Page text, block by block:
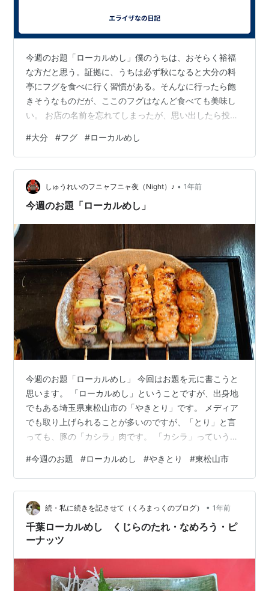
今週のお題「ローカルめし」僕のうちは、おそらく裕福
な方だと思う。証拠に、うちは必ず秋になると大分の料
亭にフグを食べに行く習慣がある。そんなに行ったら飽
きそうなものだが、ここのフグはなんど食べても美味し
い。 お店の名前を忘れてしまったが、思い出したら投稿
#大分 #フグ #ローカルめし
しゅうれいのフニャフニャ夜（Night）♪ • 1年前
今週のお題「ローカルめし」
今週のお題「ローカルめし」 今回はお題を元に書こうと
思います。 「ローカルめし」ということですが、出身地
でもある埼玉県東松山市の「やきとり」です。 メディア
でも取り上げられることが多いのですが、「とり」と言
っても、豚の「カシラ」肉です。 「カシラ」っていうの
とネギを交互に串刺ししているのが東松山市の「やきと
り」です。 この写真で言うと、左2本です。 十分に焼い
たやきとりに辛い味噌をつけて食べるのが一般的で、東
松山駅周辺に飲み屋さんタイプのお店も多いのですが、
住んでたころは、郊外でもお店が多かったですし、スー
パーの駐車場の一角に小屋があるなんて…
#今週のお題 #ローカルめし #やきとり #東松山市
続・私に続きを記させて（くろまっくのブログ） • 1年前
千葉ローカルめし くじらのたれ・なめろう・ピ
ーナッツ